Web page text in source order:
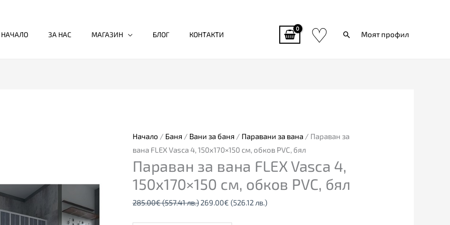
НАЧАЛО ЗА НАС МАГАЗИН БЛОГ КОНТАКТИ ♡ ТърсиМоят профил
Начало / Баня / Вани за баня / Паравани за вана / Параван за
вана FLEX Vasca 4, 150х170×150 см, обков PVC, бял
Параван за вана FLEX Vasca 4,
150х170×150 см, обков PVC, бял
285.00€(557.41 лв.)
285.00€
(557.41
лв.).
269.00€ (526.12 лв.)
269.00€
(526.12
лв.).
за
вана
FLEX
4,
150х170×150